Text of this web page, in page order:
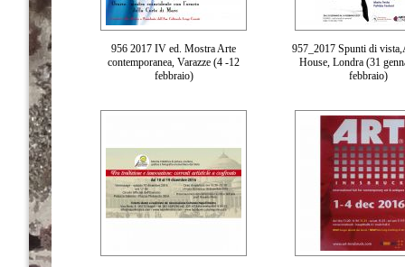
956 2017 IV ed. Mostra Arte
contemporanea, Varazze (4 -12
febbraio)
957_2017 Spunti di
House, Londra (31
febbraio)